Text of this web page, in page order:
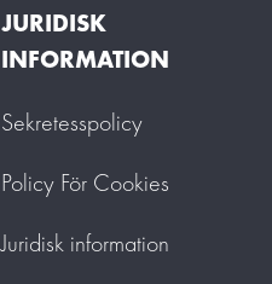
JURIDISK
INFORMATION
Sekretesspolicy
Policy För Cookies
Juridisk information